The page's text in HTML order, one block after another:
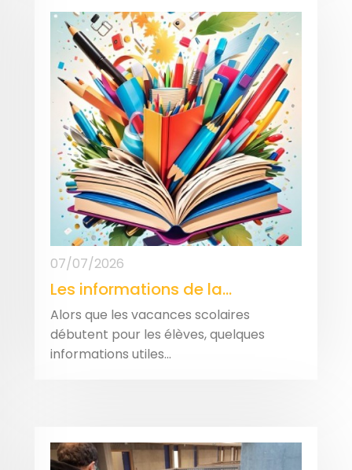
07/07/2026
Les informations de la...
Alors que les vacances scolaires
débutent pour les élèves, quelques
informations utiles...